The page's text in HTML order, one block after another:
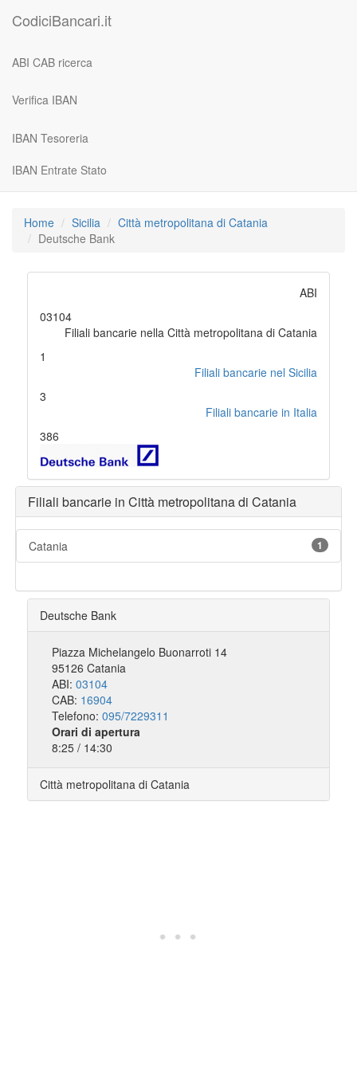
CodiciBancari.it
ABI CAB ricerca
Verifica IBAN
IBAN Tesoreria
IBAN Entrate Stato
Home Sicilia
Città metropolitana di Catania
Deutsche Bank
ABI
03104
Filiali bancarie nella Città metropolitana di Catania
1
Filiali bancarie nel Sicilia
3
Filiali bancarie in Italia
386
Filiali bancarie in Città metropolitana di Catania
Catania 1
Deutsche Bank
Piazza Michelangelo Buonarroti 14
95126 Catania
ABI: 03104
CAB: 16904
Telefono: 095/7229311
Orari di apertura
8:25 / 14:30
Città metropolitana di Catania